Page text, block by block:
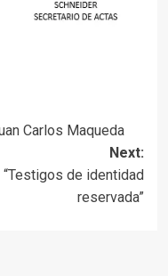
Carlos Maqueda
Next:
de identidad
reservada”